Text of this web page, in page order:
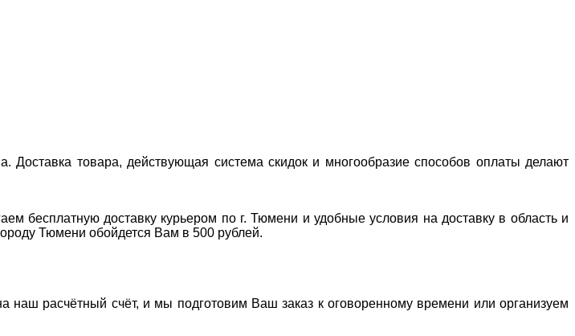
Доставка товара, действующая система скидок и многообразие способов оплаты делают
бесплатную доставку курьером по г. Тюмени и удобные условия на доставку в область и
Тюмени обойдется Вам в 500 рублей.
наш расчётный счёт, и мы подготовим Ваш заказ к оговоренному времени или организуем